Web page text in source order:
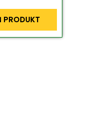
PRODUKT